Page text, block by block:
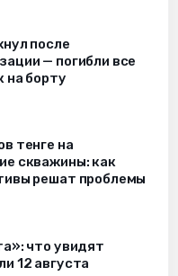
после
— погибли все
на борту
тенге на
скважины: как
решат проблемы
что увидят
12 августа